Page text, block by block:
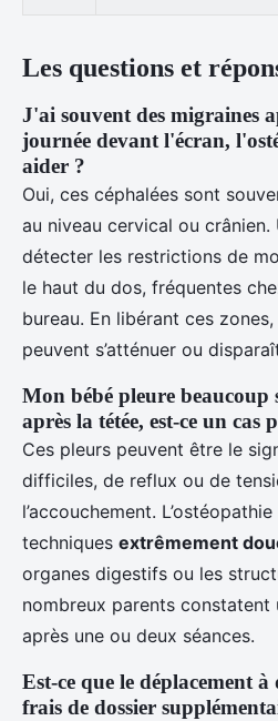
Les questions et
J'ai souvent des migraines
journée devant l'écran,
aider ?
Oui, ces céphalées sont
au niveau cervical ou
détecter les restrictions de
le haut du dos, fréquentes
bureau. En libérant ces
peuvent s’atténuer ou
Mon bébé pleure beaucoup
après la tétée, est-ce un cas
Ces pleurs peuvent être le
difficiles, de reflux ou de
l’accouchement.
techniques extrêmement
organes digestifs ou les
nombreux parents constatent
après une ou deux séances.
Est-ce que le déplacement
frais de dossier